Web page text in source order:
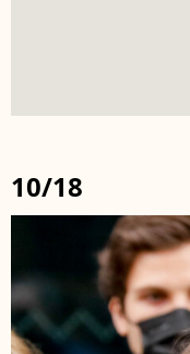
10/18